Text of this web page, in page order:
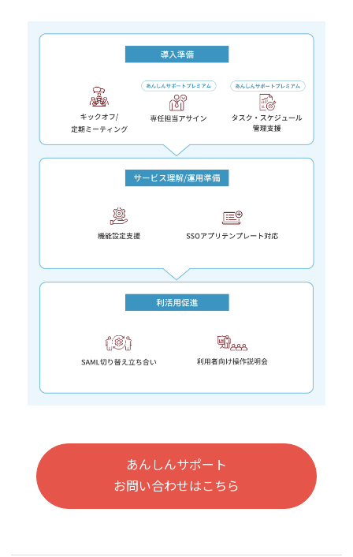
あんしんサポート
お問い合わせはこちら